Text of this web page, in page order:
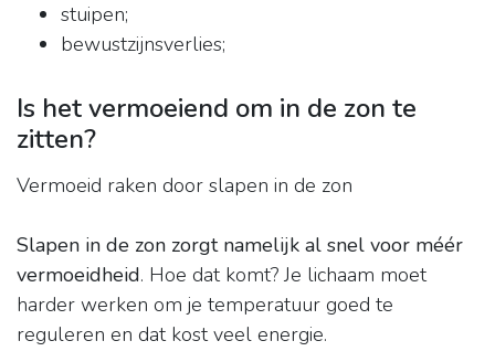
stuipen;
bewustzijnsverlies;
Is het vermoeiend om in de zon te
zitten?
Vermoeid raken door slapen in de zon
Slapen in de zon zorgt namelijk al snel voor méér
vermoeidheid. Hoe dat komt? Je lichaam moet
harder werken om je temperatuur goed te
reguleren en dat kost veel energie.